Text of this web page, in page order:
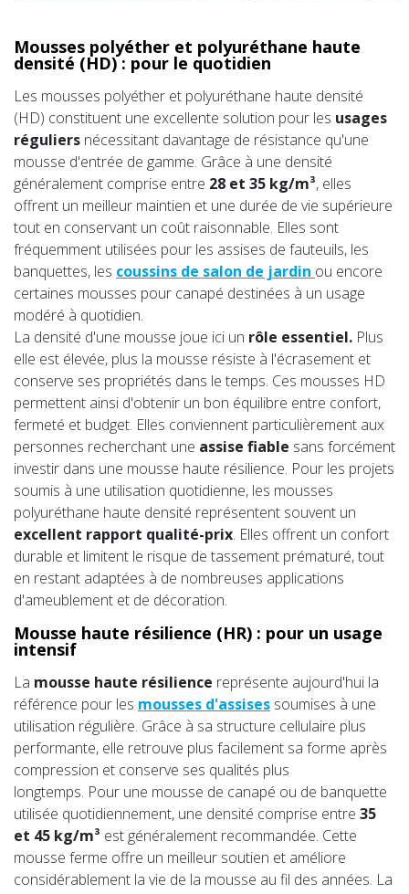
Mousses polyéther et polyuréthane haute
densité (HD) : pour le quotidien
Les mousses polyéther et polyuréthane haute densité
(HD) constituent une excellente solution pour les usages
réguliers nécessitant davantage de résistance qu'une
mousse d'entrée de gamme. Grâce à une densité
généralement comprise entre 28 et 35 kg/m³, elles
offrent un meilleur maintien et une durée de vie supérieure
tout en conservant un coût raisonnable. Elles sont
fréquemment utilisées pour les assises de fauteuils, les
banquettes, les coussins de salon de jardin ou encore
certaines mousses pour canapé destinées à un usage
modéré à quotidien.
La densité d'une mousse joue ici un rôle essentiel. Plus
elle est élevée, plus la mousse résiste à l'écrasement et
conserve ses propriétés dans le temps. Ces mousses HD
permettent ainsi d'obtenir un bon équilibre entre confort,
fermeté et budget. Elles conviennent particulièrement aux
personnes recherchant une assise fiable sans forcément
investir dans une mousse haute résilience. Pour les projets
soumis à une utilisation quotidienne, les mousses
polyuréthane haute densité représentent souvent un
excellent rapport qualité-prix. Elles offrent un confort
durable et limitent le risque de tassement prématuré, tout
en restant adaptées à de nombreuses applications
d'ameublement et de décoration.
Mousse haute résilience (HR) : pour un usage
intensif
La mousse haute résilience représente aujourd'hui la
référence pour les mousses d'assises soumises à une
utilisation régulière. Grâce à sa structure cellulaire plus
performante, elle retrouve plus facilement sa forme après
compression et conserve ses qualités plus
longtemps. Pour une mousse de canapé ou de banquette
utilisée quotidiennement, une densité comprise entre 35
et 45 kg/m³ est généralement recommandée. Cette
mousse ferme offre un meilleur soutien et améliore
considérablement la vie de la mousse au fil des années. La